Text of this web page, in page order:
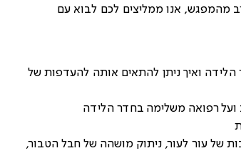
מהמפגש, אנו ממליצים לכם לבוא עם
ואיך ניתן להתאים אותה להעדפות של
ועל רפואה משלימה בחדר הלידה
של עור לעור, ניתוק מושהה של חבל הטבור,